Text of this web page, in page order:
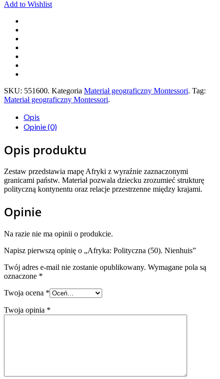
Add to Wishlist
SKU: 551600. Kategoria Materiał geograficzny Montessori. Tag:
Materiał geograficzny Montessori.
Opis
Opinie (0)
Opis produktu
Zestaw przedstawia mapę Afryki z wyraźnie zaznaczonymi
granicami państw. Materiał pozwala dziecku zrozumieć strukturę
polityczną kontynentu oraz relacje przestrzenne między krajami.
Opinie
Na razie nie ma opinii o produkcie.
Napisz pierwszą opinię o „Afryka: Polityczna (50). Nienhuis”
Twój adres e-mail nie zostanie opublikowany. Wymagane pola są
oznaczone *
Twoja ocena *
Twoja opinia *